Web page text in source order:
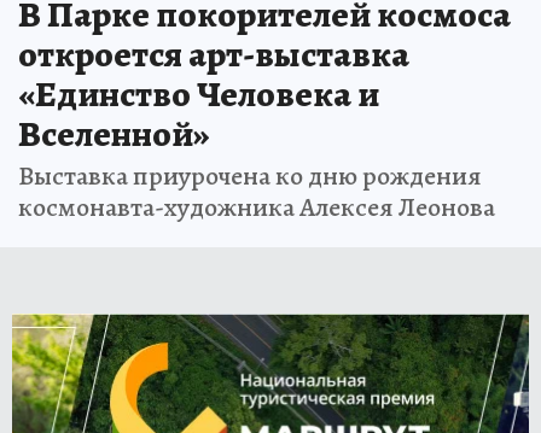
В Парке покорителей космоса
откроется арт-выставка
«Единство Человека и
Вселенной»
Выставка приурочена ко дню рождения
космонавта-художника Алексея Леонова